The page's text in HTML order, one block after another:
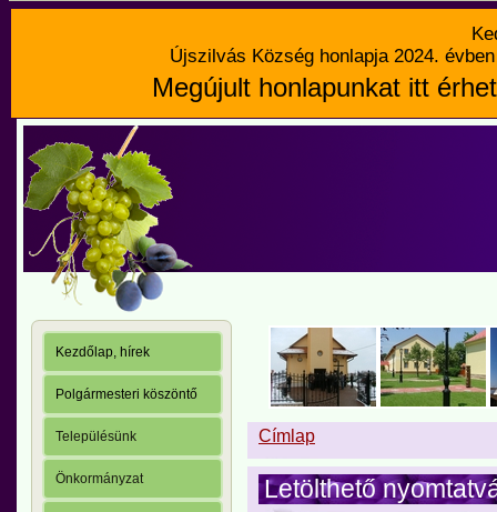
Újszilvás Község honlapja 2024.
Megújult honlapunkat itt
Kezdőlap, hírek
Polgármesteri köszöntő
Településünk
Önkormányzat
Címlap
Letölthető